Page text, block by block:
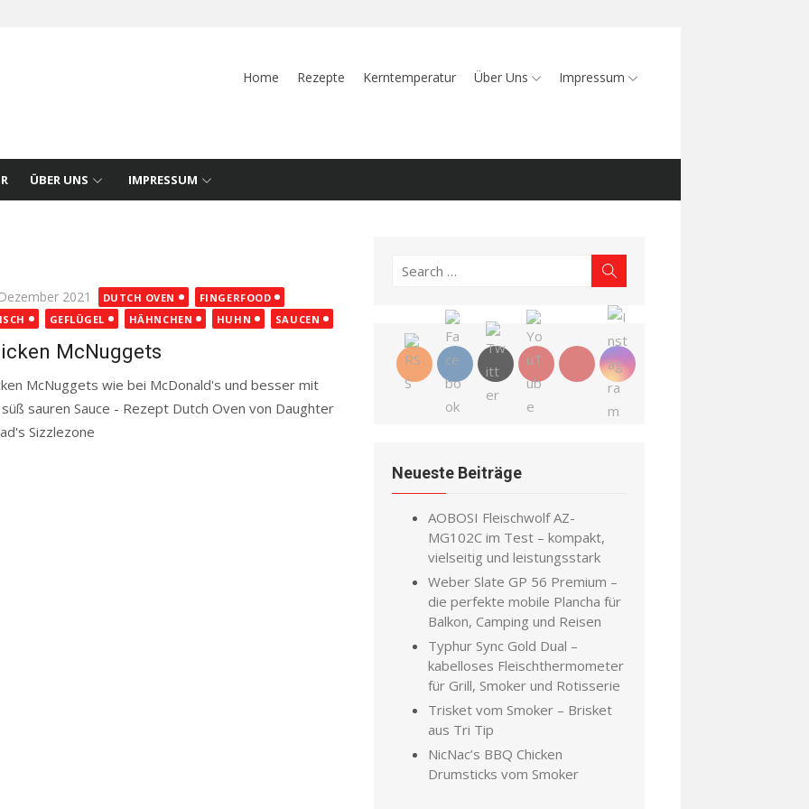
Home Rezepte Kerntemperatur Über Uns Impressum
ÜBER UNS IMPRESSUM
2021 DUTCH OVEN
FINGERFOOD
GEFLÜGEL HÄHNCHEN HUHN SAUCEN
McNuggets
McNuggets wie bei McDonald's und besser mit
sauren Sauce - Rezept Dutch Oven von Daughter
Sizzlezone
Search
Neueste Beiträge
AOBOSI Fleischwolf AZ-
MG102C im Test – kompakt,
vielseitig und leistungsstark
Weber Slate GP 56 Premium –
die perfekte mobile Plancha für
Balkon, Camping und Reisen
Typhur Sync Gold Dual –
kabelloses Fleischthermometer
für Grill, Smoker und Rotisserie
Trisket vom Smoker – Brisket
aus Tri Tip
NicNac’s BBQ Chicken
Drumsticks vom Smoker